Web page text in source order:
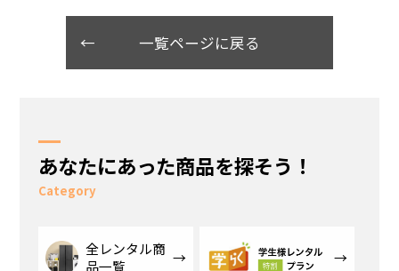
一覧ページに戻る
あなたにあった商品を探そう！
Category
全レンタル商
品一覧